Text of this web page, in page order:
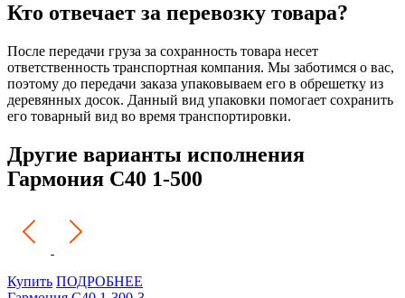
Кто отвечает за перевозку товара?
После передачи груза за сохранность товара несет
ответственность транспортная компания. Мы заботимся о вас,
поэтому до передачи заказа упаковываем его в обрешетку из
деревянных досок. Данный вид упаковки помогает сохранить
его товарный вид во время транспортировки.
Другие варианты исполнения
Гармония С40 1-500
Купить ПОДРОБНЕЕ